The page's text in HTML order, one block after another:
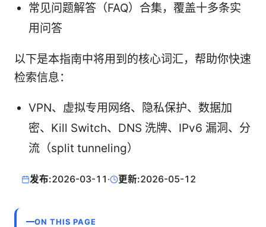
常见问题解答（FAQ）合集，覆盖十多条实
用问答
以下是本指南中将用到的核心词汇，帮助你快速
检索信息：
VPN、虚拟专用网络、隐私保护、数据加
密、Kill Switch、DNS 洗牌、IPv6 漏洞、分
流（split tunneling）
发布:2026-03-11 · 更新:2026-05-12
ON THIS PAGE